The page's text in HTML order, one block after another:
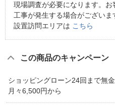
現場調査が必要になります。お
工事が発生する場合がございま
設置訪問エリアは こちら
この商品のキャンペーン
ショッピングローン24回まで無金
月々6,500円から